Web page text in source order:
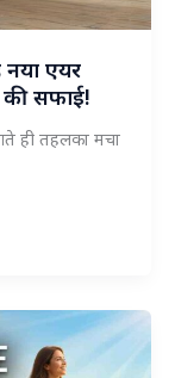
नया एयर
सफाई!
ही तहलका मचा